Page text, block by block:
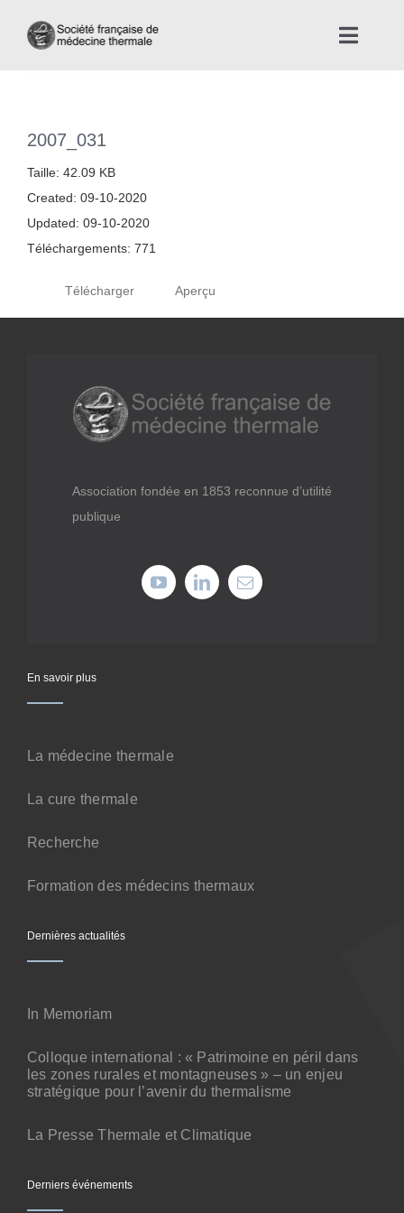
Toggle
Nous connaître
Actualités
Médiathèque
Recherche
Offres professionnelles
Cotiser
Faire un don
2007_031
Taille: 42.09 KB
Created: 09-10-2020
Updated: 09-10-2020
Téléchargements: 771
Télécharger Aperçu
Association fondée en 1853 reconnue d’utilité
publique
En savoir plus
La médecine thermale
La cure thermale
Recherche
Formation des médecins thermaux
Dernières actualités
In Memoriam
Colloque international : « Patrimoine en péril dans
les zones rurales et montagneuses » – un enjeu
stratégique pour l’avenir du thermalisme
La Presse Thermale et Climatique
Derniers événements